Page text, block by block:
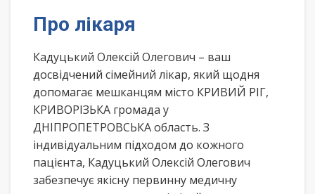
Про лікаря
Кадуцький Олексій Олегович – ваш
досвідчений сімейний лікар, який щодня
допомагає мешканцям місто КРИВИЙ РІГ,
КРИВОРІЗЬКА громада у
ДНІПРОПЕТРОВСЬКА область. З
індивідуальним підходом до кожного
пацієнта, Кадуцький Олексій Олегович
забезпечує якісну первинну медичну